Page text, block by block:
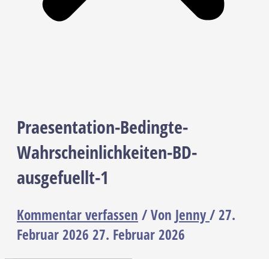
Praesentation-Bedingte-
Wahrscheinlichkeiten-BD-
ausgefuellt-1
Kommentar verfassen / Von Jenny/27.
Februar 2026 27. Februar 2026